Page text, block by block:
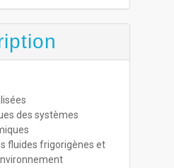
des systèmes
fluides frigorigènes et